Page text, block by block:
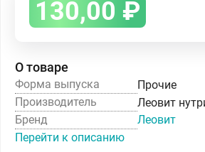
130,00 ₽
О товаре
Форма выпуска
Прочие
Производитель
Леовит
Бренд
Леовит
Перейти к описанию